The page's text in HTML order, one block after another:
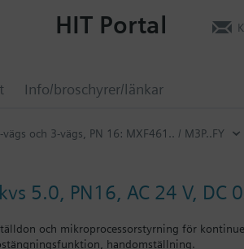
Info/broschyrer/länkar
HIT Portal
vägs och 3-vägs, PN 16: MXF461.. / M3P..FY
5.0, PN16, AC 24 V, DC
och mikroprocessorstyrning för
handomställning.